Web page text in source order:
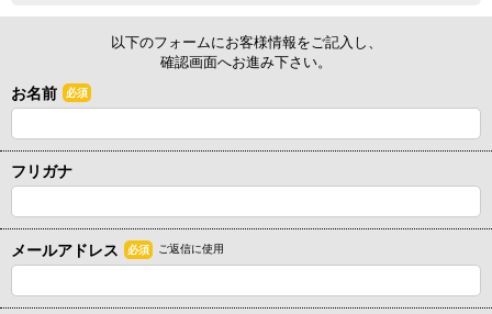
以下のフォームにお客様情報をご記入し、
確認画面へお進み下さい。
お名前 必須
フリガナ
メールアドレス 必須 ご返信に使用